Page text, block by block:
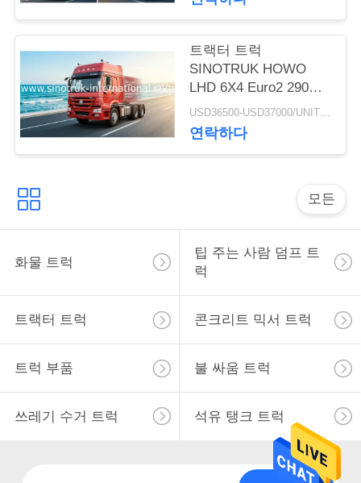
용
을
청
하
시
오
사
이
트
맵
트랙터 트럭
SINOTRUK HOWO
LHD 6X4 Euro2 290HP
ZZ4257M3241V
USD36500-USD37000/UNIT)negotiation MOQ:1 단위
연락하다
모든
화물 트럭
팁 주는 사람 덤프 트
럭
트랙터 트럭 콘크리트 믹서 트럭
트럭 부품 불 싸움 트럭
쓰레기 수거 트럭 석유 탱크 트럭